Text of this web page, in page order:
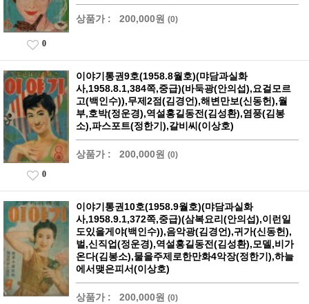
상품가 : 200,000원 (0)
0
이야기통권9호(1958.8월호)(먀담과실화
사,1958.8.1,384쪽,중급)(바둑광(안의섭),요걸모르
고(백인수)),무제2점(김경언),해변만보(신동헌),월
부,호박(정운경),역설홍길동전(김성환),염풍(김봉
소),파스포트(정한기),갈비씨(이상호)
상품가 : 200,000원 (0)
0
이야기통권10호(1958.9월호)(먀담과실화
사,1958.9.1,372쪽,중급)(삼복요리(안의섭),이런일
도있을게야(백인수)),음악광(김경언),귀가(신동헌),
벌,신직업(정운경),역설홍길동전(김성환),모델,비가
온다(김봉소),물을주제로한만화4악장(정한기),하늘
에서맺은피서(이상호)
상품가 : 200,000원 (0)